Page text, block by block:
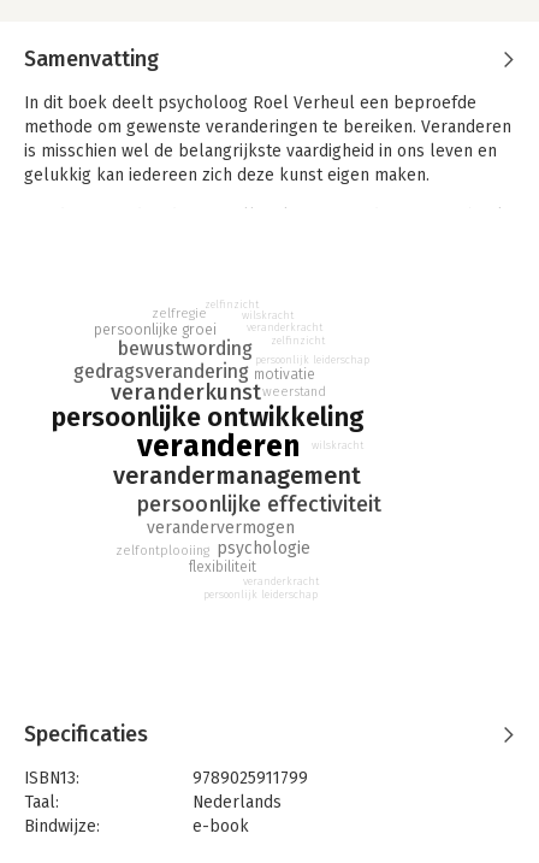
Samenvatting
In dit boek deelt psycholoog Roel Verheul een beproefde
methode om gewenste veranderingen te bereiken. Veranderen
is misschien wel de belangrijkste vaardigheid in ons leven en
gelukkig kan iedereen zich deze kunst eigen maken.
geschikt voor veranderingen bij individuen en in organisaties.
Over Homo Plasticus:
Prettig evenwicht tussen toegankelijkheid en diepgang.
Managementboek
veranderen
persoonlijke ontwikkeling
verandermanagement
veranderkunst
persoonlijke effectiviteit
gedragsverandering
bewustwording
verandervermogen
psychologie
motivatie
persoonlijke groei
flexibiliteit
weerstand
zelfontplooiing
zelfregie
zelfinzicht
wilskracht
veranderkracht
persoonlijk leiderschap
zelfinzicht
wilskracht
veranderkracht
persoonlijk leiderschap
Specificaties
ISBN13:
9789025911799
Taal:
Nederlands
Bindwijze:
e-book